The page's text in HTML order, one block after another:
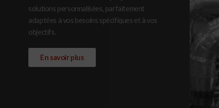
solutions personnalisées, parfaitement
adaptées à vos besoins spécifiques et à vos
objectifs.
En savoir plus